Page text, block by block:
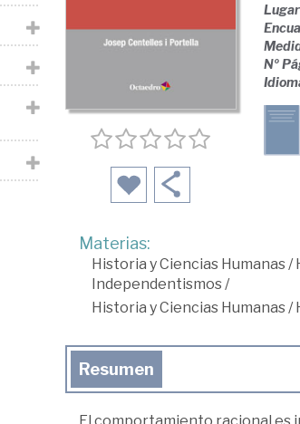
Nº
Materias:
Historia y Ciencias Humanas/
Independentismos/
Historia y Ciencias Humanas/
Resumen
El comportamiento racional es